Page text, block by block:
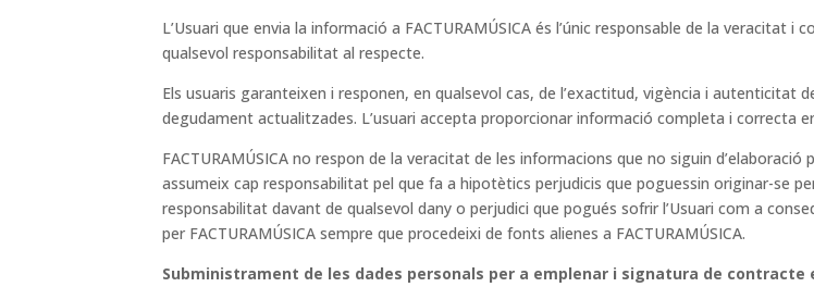
L’Usuari que envia la informació a FACTURAMÚSICA és l’únic responsable de la veracitat i
qualsevol responsabilitat al respecte.
Els usuaris garanteixen i responen, en qualsevol cas, de l’exactitud, vigència i autenticitat
degudament actualitzades. L’usuari accepta proporcionar informació completa i correcta
FACTURAMÚSICA no respon de la veracitat de les informacions que no siguin
assumeix cap responsabilitat pel que fa a hipotètics perjudicis que poguessin originar-se per
responsabilitat davant de qualsevol dany o perjudici que pogués sofrir l’Usuari com a
per FACTURAMÚSICA sempre que procedeixi de fonts alienes a FACTURAMÚSICA.
Subministrament de les dades personals per a emplenar i signatura de contracte